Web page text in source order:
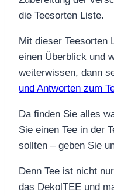
die Teesorten Liste.
Mit dieser Teesorten
einen Überblick und
weiterwissen, dann
und Antworten zum
Da finden Sie alles
Sie einen Tee in der
sollten – geben Sie
Denn Tee ist nicht
das DekolTEE und